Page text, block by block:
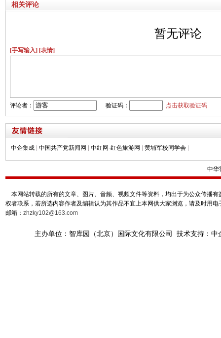
相关评论
暂无评论
[手写输入] [表情]
评论者： 验证码： 点击获取验证码
中企集成 中国共产党新闻网 中红网-红色旅游网 黄埔军校同学会
中华
本网站转载的所有的文章、图片、音频、视频文件等资料，均出于为公众传播
权者联系，若所选内容作者及编辑认为其作品不宜上本网供大家浏览，请及时用
邮箱： zhzky102@163.com
主办单位：智库园（北京）国际文化有限公司 技术支持：